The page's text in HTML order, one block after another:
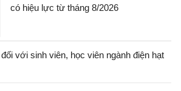
có hiệu lực từ tháng 8/2026
với sinh viên, học viên ngành điện hạt